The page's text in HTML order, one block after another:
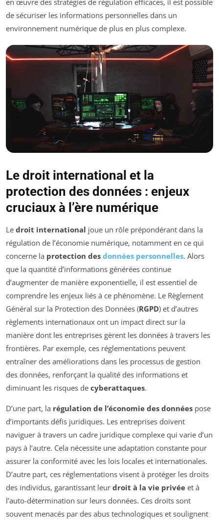
de sécuriser les informations personnelles dans un
environnement numérique de plus en plus complexe.
Le droit international et la
protection des données : enjeux
cruciaux à l’ère numérique
Le droit international joue un rôle prépondérant dans la
régulation de l’économie numérique, notamment en ce qui
concerne la protection des données personnelles. Alors
que la quantité d’informations générées continue
d’augmenter de manière exponentielle, il est essentiel de
comprendre les enjeux liés à ce phénomène. Le Règlement
Général sur la Protection des Données (RGPD) et d’autres
règlements internationaux ont un impact direct sur la
manière dont les entreprises gèrent les données à travers les
frontières. Par exemple, ces réglementations peuvent
entraîner des améliorations dans les processus de gestion
des données, renforçant la qualité des informations et
diminuant les risques de cyberattaques.
D’une part, la régulation de l’économie des données pose
d’importants défis juridiques. Les entreprises doivent
naviguer à travers un cadre juridique complexe qui varie d’un
pays à l’autre. Cela nécessite une adaptation constante pour
assurer la conformité avec les lois locales et internationales.
D’autre part, ces réglementations visent à protéger les droits
des individus, garantissant leur droit à la vie privée et à
l’auto-détermination sur leurs données. Ces droits sont
souvent menacés par des abus technologiques et soulignent